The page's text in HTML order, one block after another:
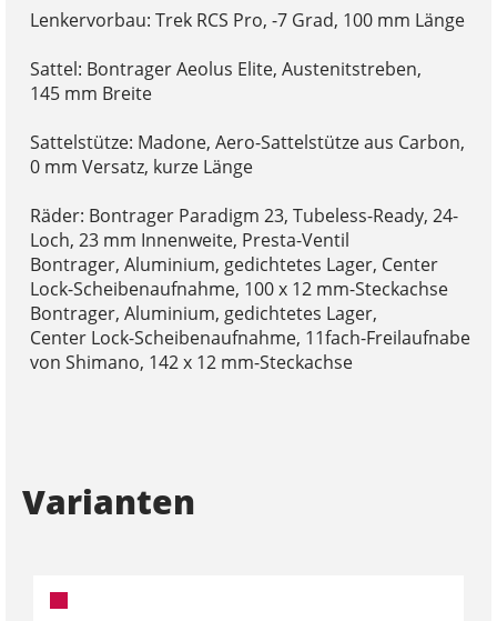
Lenkervorbau: Trek RCS Pro, -7 Grad, 100 mm Länge
Sattel: Bontrager Aeolus Elite, Austenitstreben,
145 mm Breite
Sattelstütze: Madone, Aero-Sattelstütze aus Carbon,
0 mm Versatz, kurze Länge
Räder: Bontrager Paradigm 23, Tubeless-Ready, 24-
Loch, 23 mm Innenweite, Presta-Ventil
Bontrager, Aluminium, gedichtetes Lager, Center
Lock-Scheibenaufnahme, 100 x 12 mm-Steckachse
Bontrager, Aluminium, gedichtetes Lager,
Center Lock-Scheibenaufnahme, 11fach-Freilaufnabe
von Shimano, 142 x 12 mm-Steckachse
Varianten